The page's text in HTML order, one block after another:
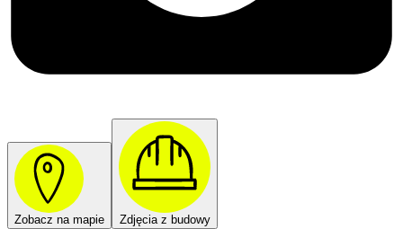
Zobacz na mapie Zdjęcia z budowy